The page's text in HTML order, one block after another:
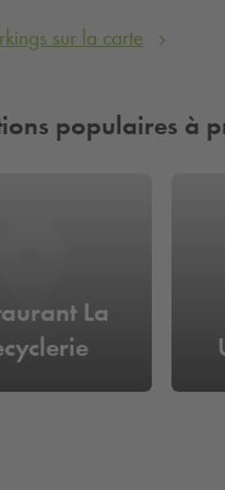
sur la carte
populaires à
La